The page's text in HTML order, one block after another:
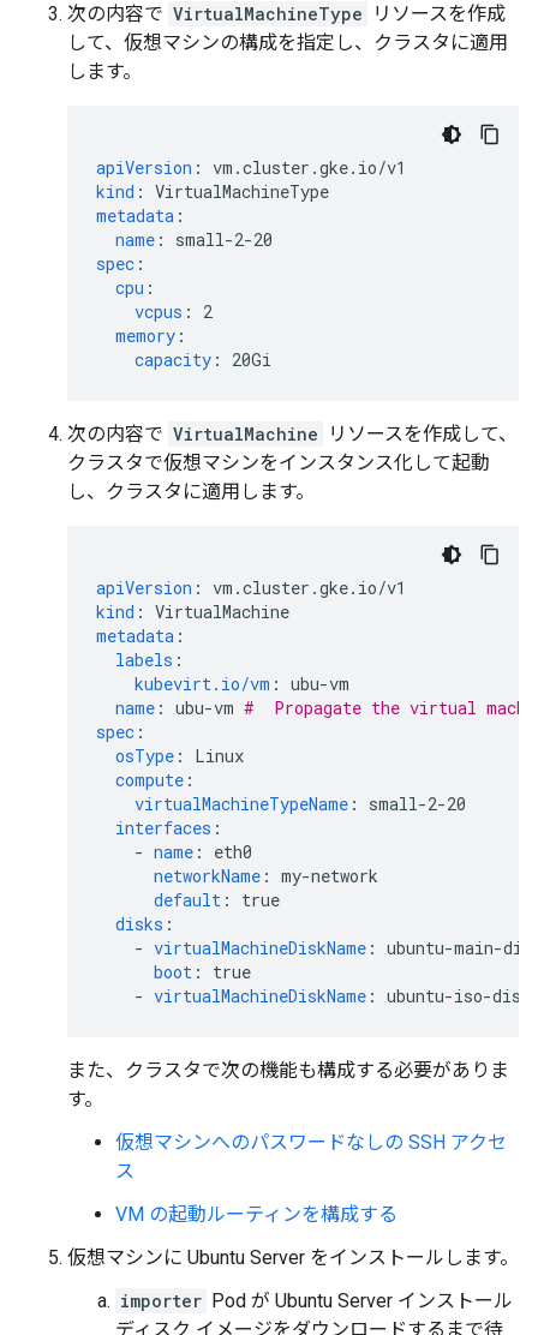
次の内容で VirtualMachineType
リソースを作成
して、仮想マシンの構成を指定し、クラスタに適用
します。
apiVersion : vm.cluster.gke.io/v1
kind : VirtualMachineType
metadata :
name :
small-2-20
spec :
cpu :
vcpus :
2
memory :
capacity : 20Gi
次の内容で VirtualMachine
リソースを作成して、
クラスタで仮想マシンをインスタンス化して起動
し、クラスタに適用します。
apiVersion : vm.cluster.gke.io/v1
kind : VirtualMachine
metadata :
labels :
kubevirt.io/vm : ubu-vm
name : ubu-vm #  Propagate the virtual
spec :
osType :
Linux
compute :
virtualMachineTypeName :
small-2-20
interfaces :
- name :
eth0
networkName : my-network
default :
true
disks :
- virtualMachineDiskName : ubuntu-main-
boot :
true
- virtualMachineDiskName : ubuntu-iso-disk
また、クラスタで次の機能も構成する必要がありま
す。
仮想マシンへのパスワードなしの SSH アクセ
ス
VM の起動ルーティンを構成する
仮想マシンに Ubuntu Server をインストールします。
importer Pod が Ubuntu Server インストール
ディスク イメージをダウンロードするまで待